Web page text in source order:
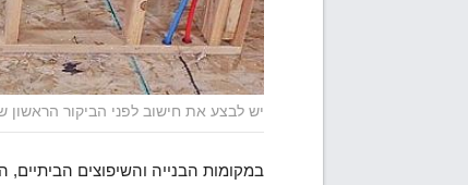
יש לבצע את חישוב לפני הביקור הראשון
במקומות הבנייה והשיפוצים